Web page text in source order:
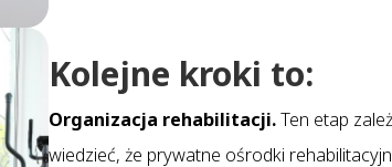
Kolejne kroki to:
Organizacja rehabilitacji.Ten etap
wiedzieć, że prywatne ośrodki